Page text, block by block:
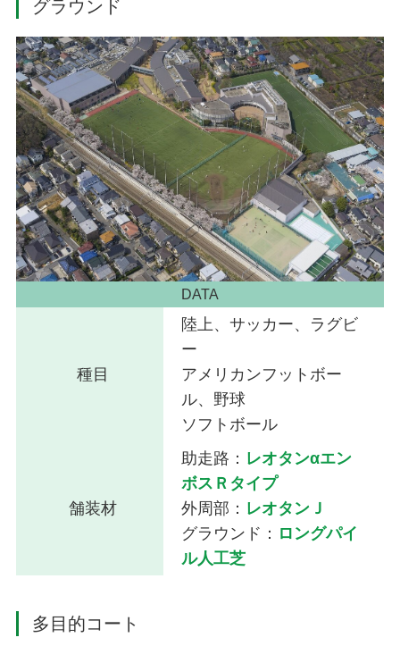
グラウンド
DATA
種目
陸上、サッカー、ラグビ
ー
アメリカンフットボー
ル、野球
ソフトボール
舗装材
助走路： レオタンαエン
ボスＲタイプ
外周部： レオタンＪ
グラウンド： ロングパイ
ル人工芝
多目的コート